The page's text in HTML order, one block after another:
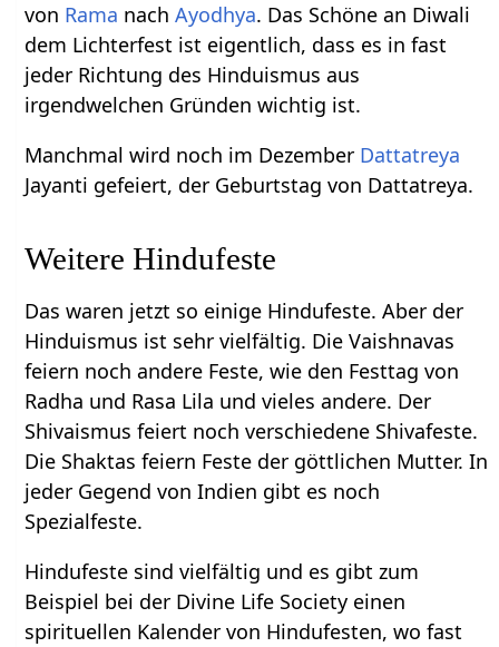
von Rama nachAyodhya. Das Schöne an Diwali
dem Lichterfest ist eigentlich, dass es in fast
jeder Richtung des Hinduismus aus
irgendwelchen Gründen wichtig ist.
Manchmal wird noch im Dezember Dattatreya
Jayanti gefeiert, der Geburtstag von Dattatreya.
Weitere Hindufeste
Das waren jetzt so einige Hindufeste. Aber der
Hinduismus ist sehr vielfältig. Die Vaishnavas
feiern noch andere Feste, wie den Festtag von
Radha und Rasa Lila und vieles andere. Der
Shivaismus feiert noch verschiedene Shivafeste.
Die Shaktas feiern Feste der göttlichen Mutter. In
jeder Gegend von Indien gibt es noch
Spezialfeste.
Hindufeste sind vielfältig und es gibt zum
Beispiel bei der Divine Life Society einen
spirituellen Kalender von Hindufesten, wo fast